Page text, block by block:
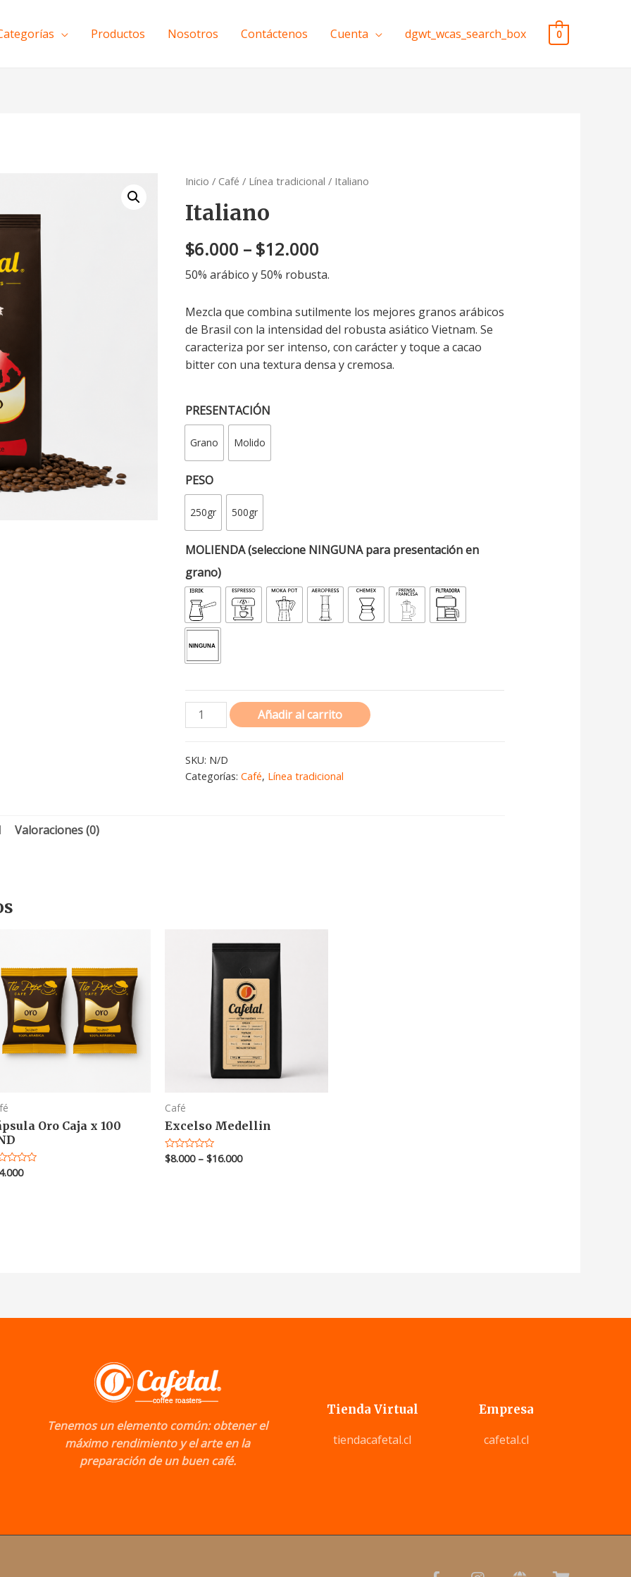
Productos Nosotros Contáctenos Cuenta dgwt_wcas_search_box 0
Inicio / Café / Línea tradicional / Italiano
Italiano
$6.000 – $12.000
50% arábico y 50% robusta.
Mezcla que combina sutilmente los mejores granos arábicos
de Brasil con la intensidad del robusta asiático Vietnam. Se
caracteriza por ser intenso, con carácter y toque a cacao
bitter con una textura densa y cremosa.
PRESENTACIÓN
Grano Molido
PESO
250gr 500gr
MOLIENDA (seleccione NINGUNA para presentación en
grano)
Añadir al carrito
SKU: N/D
Categorías:Café, Línea tradicional
Valoraciones (0)
Oro Caja x 100
Café
Excelso Medellin
Valorado
en
$8.000– $16.000
Tenemos un elemento común: obtener el
máximo rendimiento y el arte en la
preparación de un buen café.
Tienda Virtual
tiendacafetal.cl
Empresa
cafetal.cl